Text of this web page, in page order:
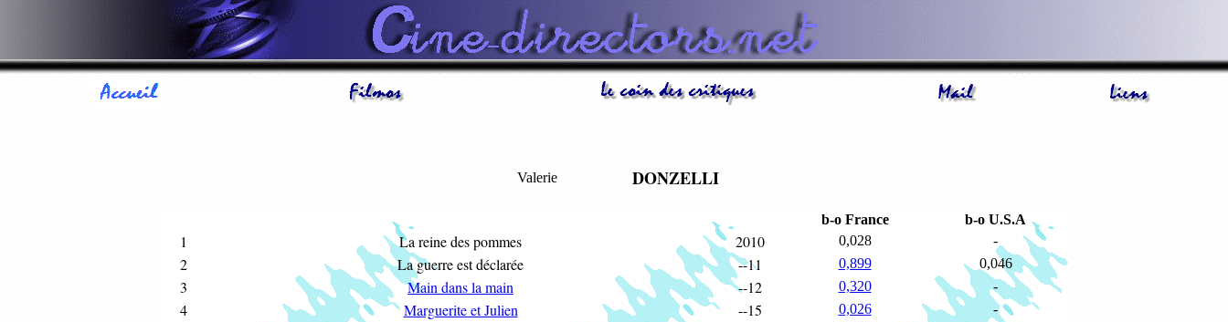
Valerie DONZELLI
b-o France b-o U.S.A
1 La reine des pommes 2010 0,028 -
2 La guerre est déclarée --11 0,899 0,046
3 Main dans la main --12 0,320 -
4 Marguerite et Julien --15 0,026 -